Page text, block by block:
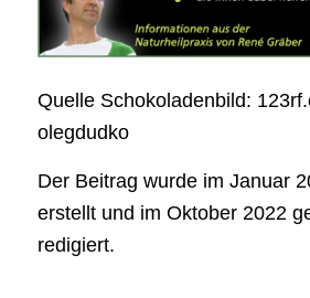
Quelle Schokoladenbild:
olegdudko
Der Beitrag wurde im Januar
erstellt und im Oktober 2022
redigiert.